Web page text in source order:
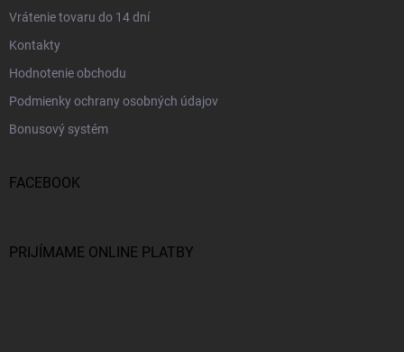
Vrátenie tovaru do 14 dní
Kontakty
Hodnotenie obchodu
Podmienky ochrany osobných údajov
Bonusový systém
FACEBOOK
PRIJÍMAME ONLINE PLATBY